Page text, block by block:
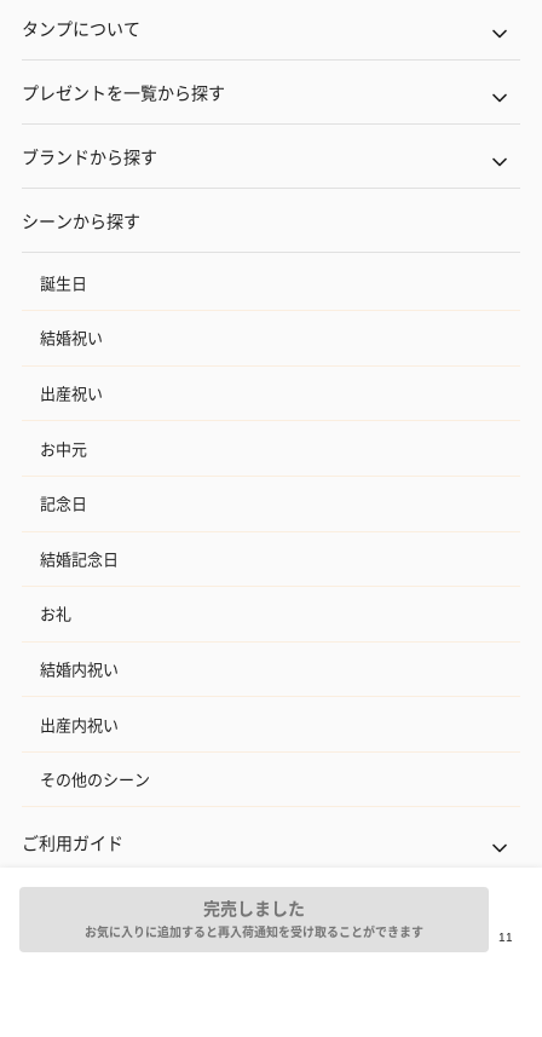
完売しました
お気に入りに追加すると再入荷通知を受け取ることができます
タンプについて
プレゼントを一覧から探す
ブランドから探す
シーンから探す
誕生日
結婚祝い
出産祝い
お中元
記念日
結婚記念日
お礼
結婚内祝い
出産内祝い
その他のシーン
ご利用ガイド